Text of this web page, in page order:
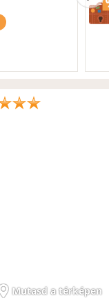
Mutasd a térképen